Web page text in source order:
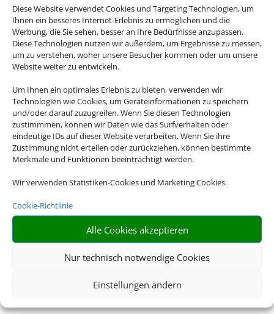
Diese Website verwendet Cookies und Targeting Technologien, um
Ihnen ein besseres Internet-Erlebnis zu ermöglichen und die
Werbung, die Sie sehen, besser an Ihre Bedürfnisse anzupassen.
Diese Technologien nutzen wir außerdem, um Ergebnisse zu messen,
um zu verstehen, woher unsere Besucher kommen oder um unsere
Website weiter zu entwickeln.
Um Ihnen ein optimales Erlebnis zu bieten, verwenden wir
Technologien wie Cookies, um Geräteinformationen zu speichern
und/oder darauf zuzugreifen. Wenn Sie diesen Technologien
zustimmmen, können wir Daten wie das Surfverhalten oder
eindeutige IDs auf dieser Website verarbeiten. Wenn Sie ihre
Zustimmung nicht erteilen oder zurückziehen, können bestimmte
Merkmale und Funktionen beeinträchtigt werden.
Wir verwenden Statistiken-Cookies und Marketing Cookies.
Cookie-Richtlinie
Alle Cookies akzeptieren
Nur technisch notwendige Cookies
Einstellungen ändern
Einfach und schnell
Buchen Sie Bahn und Hotel im
Nutzen Sie den beliebten Filter
und nehmen Sie Ihr Haustier
mit auf Reisen.